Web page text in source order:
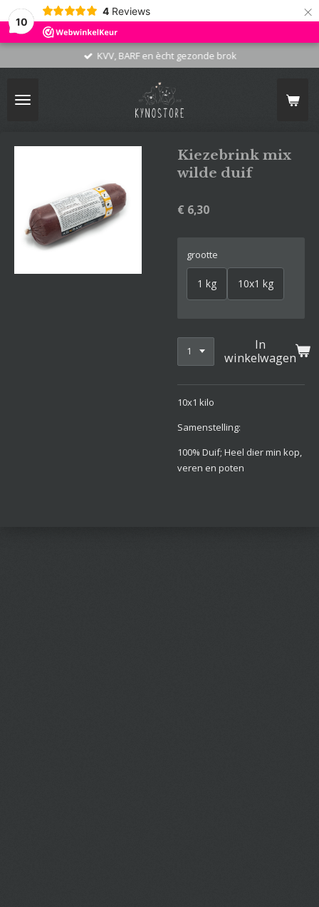
10
4 Reviews ×
KVV, BARF en ècht gezonde brok
Kiezebrink mix
wilde duif
€ 6,30
grootte
1 kg 10x1 kg
In
winkelwagen
10x1 kilo
Samenstelling:
100% Duif; Heel dier min kop,
veren en poten